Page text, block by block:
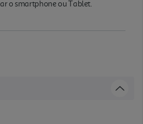
o smartphone ou Tablet.